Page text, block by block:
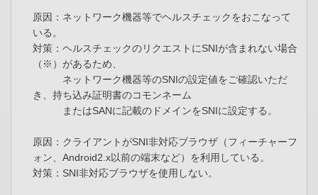
原因：ネットワーク機器等でヘルスチェックをおこなって
いる。
対策：ヘルスチェックのリクエストにSNIが含まれない場合
（※）があるため、
ネットワーク機器等のSNIの設定値をご確認いただ
き、持ち込み証明書のコモンネーム
またはSANに記載のドメインをSNIに設定する。
原因：クライアントがSNI非対応ブラウザ（フィーチャーフ
ォン、Android2.x以前の端末など）を利用している。
対策：SNI非対応ブラウザを使用しない。